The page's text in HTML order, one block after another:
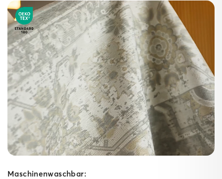
Der starke Untergrund.
Unsere Matten
Gepolsterte Matte
Ein weicher Schaumkern dämpft Schritte spürbar ab,
während die High‑Grip‑Technologie die
gepolsterte Matte fest am Boden verankert – ideal für
Spielzimmer, Wohn‑ und Schlafzimmer sowie lange
Küchen­läufer. Für kuscheligen Komfort im Innenbereich
bringt sie dabei ganze 10 mm Polsterung mit.
Maschinenwaschbar: